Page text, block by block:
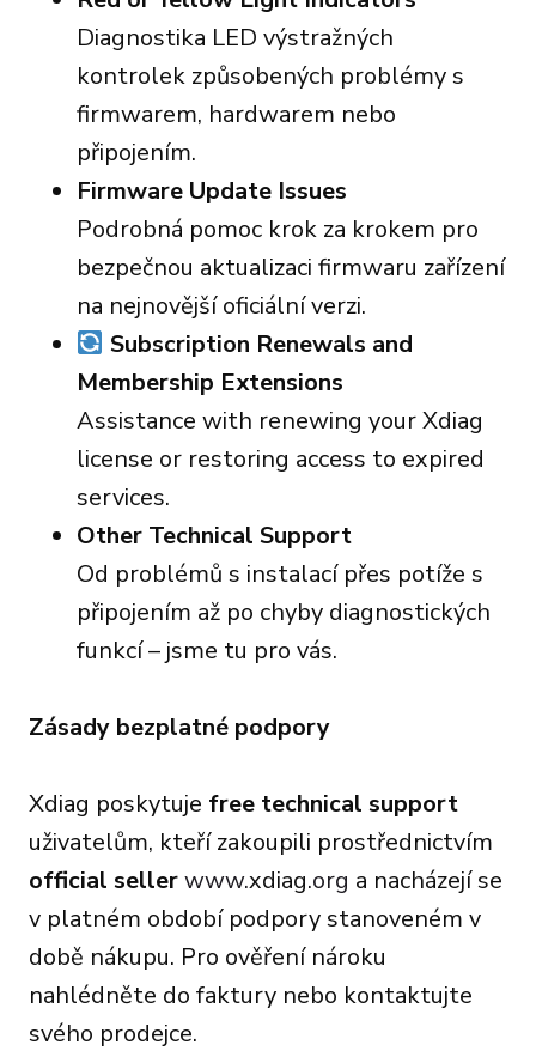
Diagnostika LED výstražných
kontrolek způsobených problémy s
firmwarem, hardwarem nebo
připojením.
Firmware Update Issues
Podrobná pomoc krok za krokem pro
bezpečnou aktualizaci firmwaru zařízení
na nejnovější oficiální verzi.
Subscription Renewals and
Membership Extensions
Assistance with renewing your Xdiag
license or restoring access to expired
services.
Other Technical Support
Od problémů s instalací přes potíže s
připojením až po chyby diagnostických
funkcí – jsme tu pro vás.
Zásady bezplatné podpory
Xdiag poskytuje free technical support
uživatelům, kteří zakoupili prostřednictvím
official sellerwww.xdiag.org a nacházejí se
v platném období podpory stanoveném v
době nákupu. Pro ověření nároku
nahlédněte do faktury nebo kontaktujte
svého prodejce.